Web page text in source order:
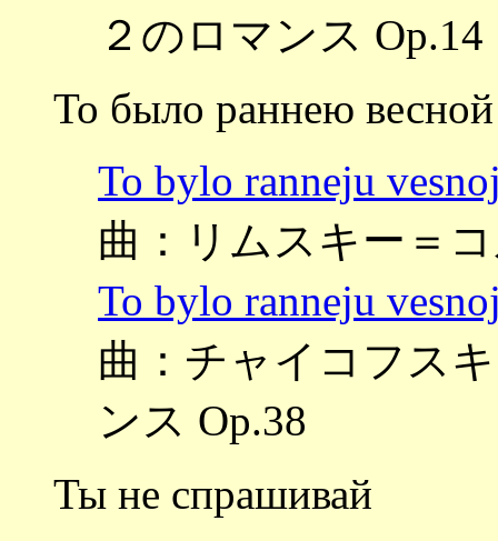
２のロマンス Op.14
То было раннею
To bylo ranneju
曲：リムスキー＝
To bylo ranneju
曲：チャイコフス
ンス Op.38
Ты не спрашивай